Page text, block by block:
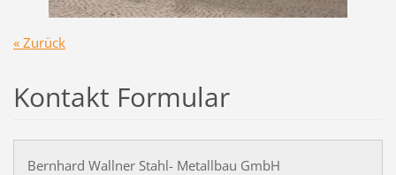
« Zurück
Kontakt Formular
Bernhard Wallner Stahl- Metallbau GmbH